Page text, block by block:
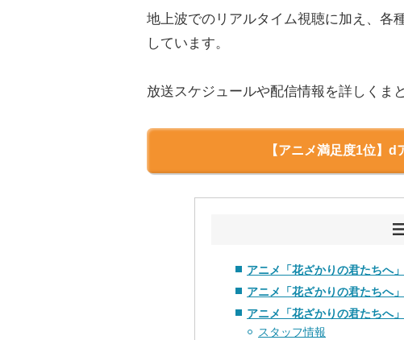
地上波でのリアルタイム視聴に加え、各
しています。
放送スケジュールや配信情報を詳しくま
【アニメ満足度1位】
アニメ「花ざかりの君たちへ
アニメ「花ざかりの君たちへ
アニメ「花ざかりの君たちへ
スタッフ情報